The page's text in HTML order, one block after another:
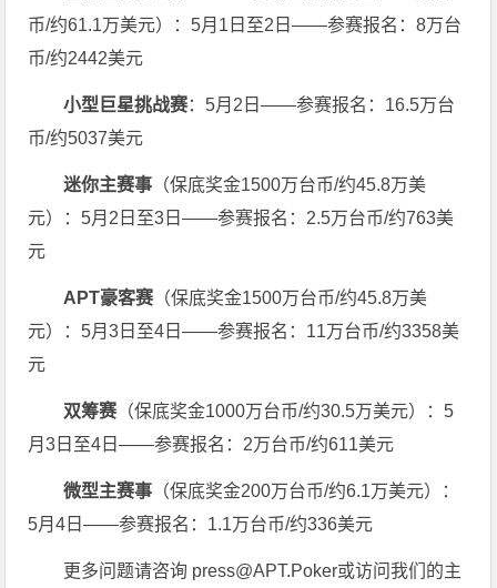
币/约61.1万美元）：5月1日至2日——参赛报名：8万台
币/约2442美元
小型巨星挑战赛：5月2日——参赛报名：16.5万台
币/约5037美元
迷你主赛事 （保底奖金1500万台币/约45.8万美
元）：5月2日至3日——参赛报名：2.5万台币/约763美
元
APT豪客赛（保底奖金1500万台币/约45.8万美
元）：5月3日至4日——参赛报名：11万台币/约3358美
元
双筹赛（保底奖金1000万台币/约30.5万美元）：5
月3日至4日——参赛报名：2万台币/约611美元
微型主赛事 （保底奖金200万台币/约6.1万美元）：
5月4日——参赛报名：1.1万台币/约336美元
更多问题请咨询 press@APT.Poker或访问我们的主